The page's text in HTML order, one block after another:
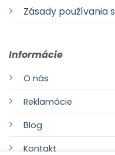
Zásady používania
Informácie
O nás
Reklamácie
Blog
Kontakt